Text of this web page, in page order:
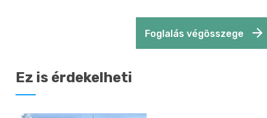
Foglalás végösszege
Ez is érdekelheti